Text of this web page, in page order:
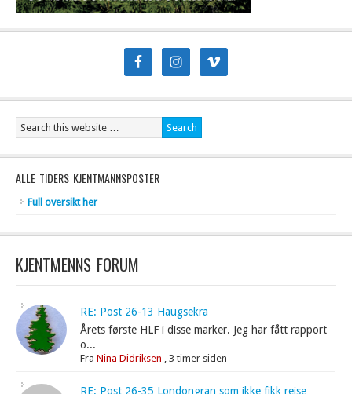
ALLE TIDERS KJENTMANNSPOSTER
Full oversikt her
KJENTMENNS FORUM
RE: Post 26-13 Haugsekra
Årets første HLF i disse marker. Jeg har fått rapport
o...
FraNina Didriksen ,3 timer siden
RE: Post 26-35 Londongran som ikke fikk reise